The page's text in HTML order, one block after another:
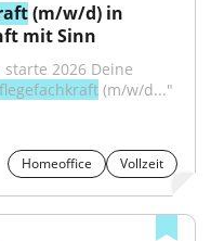
(m/w/d) in
mit Sinn
2026 Deine
(m/w/d..."
Homeoffice Vollzeit